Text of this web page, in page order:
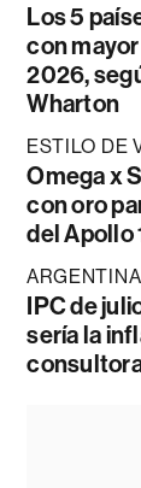
Los 5
con
2026,
Wharton
ESTILO DE
Omega x
con oro
del Apollo
ARGENTINA
IPC de
sería la